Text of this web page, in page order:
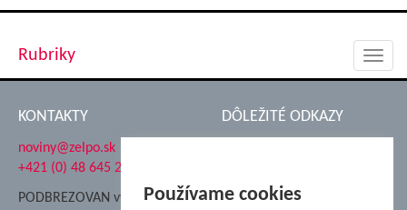
Rubriky
KONTAKTY
noviny@zelpo.sk
+421 (0) 48 645 2711
PODBREZOVAN vydáva
DÔLEŽITÉ ODKAZY
Nadácia Železiarne
Používame cookies